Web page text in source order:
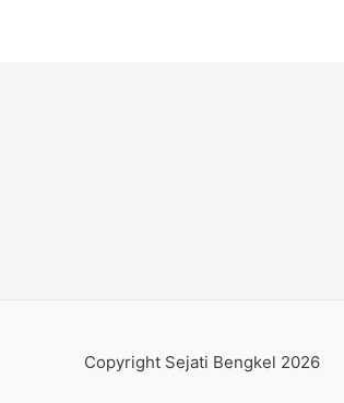
Copyright Sejati Bengkel 2026